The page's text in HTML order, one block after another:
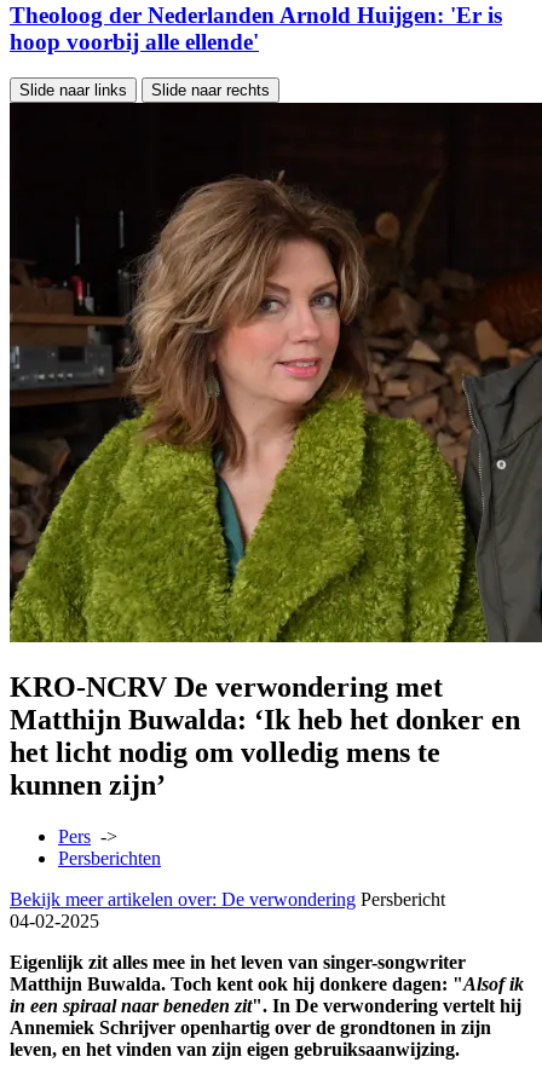
Theoloog der Nederlanden Arnold Huijgen: 'Er is
hoop voorbij alle ellende'
Slide naar links Slide naar rechts
KRO-NCRV De verwondering met
Matthijn Buwalda: ‘Ik heb het donker en
het licht nodig om volledig mens te
kunnen zijn’
Pers ->
Persberichten
Bekijk meer artikelen over: De verwondering Persbericht
04-02-2025
Eigenlijk zit alles mee in het leven van singer-songwriter
Matthijn Buwalda. Toch kent ook hij donkere dagen: "Alsof ik
in een spiraal naar beneden zit". In De verwondering vertelt hij
Annemiek Schrijver openhartig over de grondtonen in zijn
leven, en het vinden van zijn eigen gebruiksaanwijzing.